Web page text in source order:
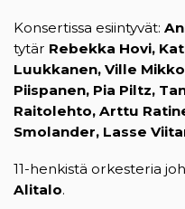
Konsertissa esiintyvät:
tytär Rebekka Hovi,
Luukkanen, Ville
Piispanen, Pia Piltz,
Raitolehto, Arttu
Smolander, Lasse
11-henkistä orkesteria
Alitalo.